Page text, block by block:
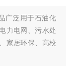
广泛用于石油化
力电网、污水处
家居环保、高校